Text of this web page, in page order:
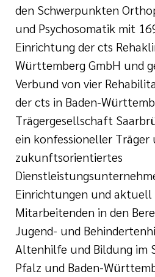
den Schwerpunkten
und Psychosomatik mit
Einrichtung der cts
Württemberg GmbH und
Verbund von vier
der cts in Baden-
Trägergesellschaft
ein konfessioneller Träger
zukunftsorientiertes
Einrichtungen und aktuell
Mitarbeitenden in den
Jugend- und
Altenhilfe und Bildung im
Pfalz und Baden-